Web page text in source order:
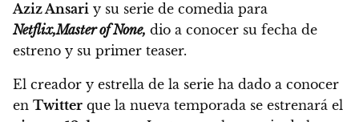
Aziz Ansari y su serie de comedia para
Netflix,Master of None, dio a conocer su fecha de
estreno y su primer teaser.
El creador y estrella de la serie ha dado a conocer
en Twitter que la nueva temporada se estrenará el